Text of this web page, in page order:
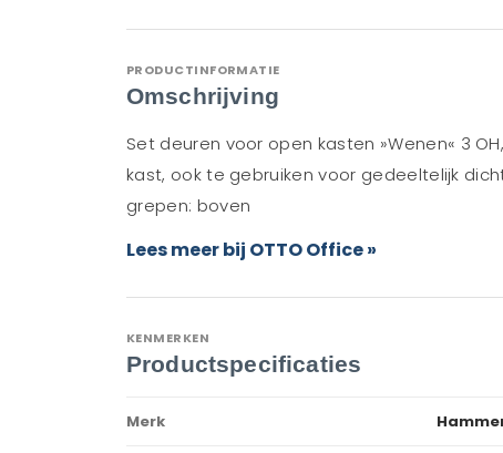
PRODUCTINFORMATIE
Omschrijving
Set deuren voor open kasten »Wenen« 3
kast, ook te gebruiken voor gedeeltelijk
grepen: boven
Lees meer bij OTTO Office »
KENMERKEN
Productspecificaties
Merk